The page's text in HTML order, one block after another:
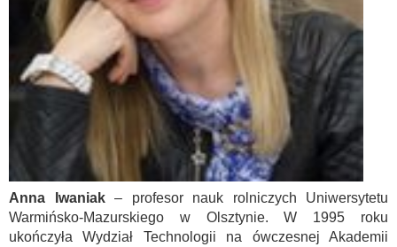
Anna Iwaniak– profesor nauk rolniczych Uniwersytetu
Warmińsko-Mazurskiego w Olsztynie. W 1995 roku
ukończyła Wydział Technologii na ówczesnej Akademii